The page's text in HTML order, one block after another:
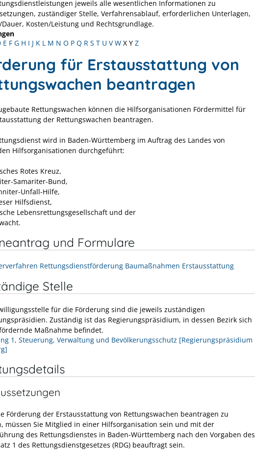
jeweils alle wesentlichen Informationen zu
zuständiger Stelle, Verfahrensablauf, erforderlichen Unterlagen,
Dauer, Kosten/Leistung und Rechtsgrundlage.
E F G H I J K L M N O P Q R S T U V W X Y Z
für Erstausstattung von
beantragen
Rettungswachen können die Hilfsorganisationen Fördermittel für
der Rettungswachen beantragen.
wird in Baden-Württemberg im Auftrag des Landes von
Hilfsorganisationen durchgeführt:
Rotes Kreuz,
Samariter-Bund,
Unfall-Hilfe,
Hilfsdienst,
Lebensrettungsgesellschaft und der
und Formulare
Rettungsdienstförderung Baumaßnahmen Erstausstattung
Stelle
für die Förderung sind die jeweils zuständigen
Zuständig ist das Regierungspräsidium, in dessen Bezirk sich
Maßnahme befindet.
1, Steuerung, Verwaltung und Bevölkerungsschutz [Regierungspräsidium
Förderung der Erstausstattung von Rettungswachen beantragen zu
müssen Sie Mitglied in einer Hilfsorganisation sein und mit der
des Rettungsdienstes in Baden-Württemberg nach den Vorgaben des
1 des Rettungsdienstgesetzes (RDG) beauftragt sein.